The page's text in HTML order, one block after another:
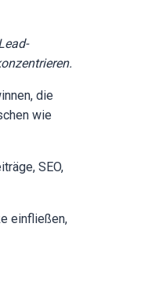
die
wie
SEO,
einfließen,